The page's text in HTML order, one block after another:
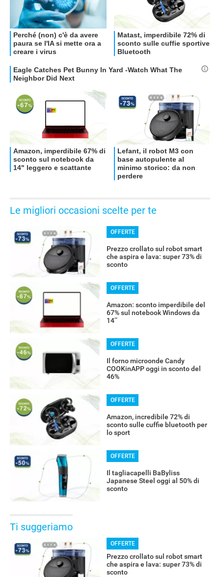
Le migliori occasioni scelte per te
OFFERTE
Prezzo crollato sul robot smart
che aspira e lava: super 73% di
sconto
OFFERTE
Amazon: sconto imperdibile del
67% sul notebook Windows da
14’’
OFFERTE
Il forno microonde Candy
COOKinAPP oggi in sconto del
46%
OFFERTE
Amazon, incredibile 72% di
sconto sulle cuffie bluetooth per
lo sport
OFFERTE
Il tagliacapelli BaByliss
Japanese Steel oggi al 50% di
sconto
Ti suggeriamo
OFFERTE
Prezzo crollato sul robot smart
che aspira e lava: super 73% di
sconto